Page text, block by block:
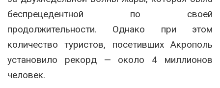
беспрецедентной по своей
продолжительности. Однако при этом
количество туристов, посетивших Акрополь
установило рекорд — около 4 миллионов
человек.